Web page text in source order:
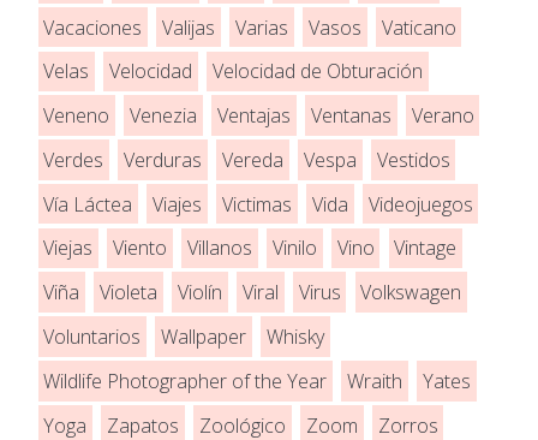
Vacaciones
Valijas Varias Vasos
Vaticano
Velas
Velocidad
Velocidad de Obturación
Veneno
Venezia Ventajas Ventanas
Verano
Verdes
Verduras Vereda Vespa
Vestidos
Vía Láctea
Viajes Victimas Vida
Videojuegos
Viejas
Viento Villanos Vinilo Vino
Vintage
Viña
Violeta Violín Viral Virus
Volkswagen
Voluntarios
Wallpaper
Whisky
Wildlife Photographer of the Year
Wraith
Yates
Yoga
Zapatos Zoológico Zoom Zorros